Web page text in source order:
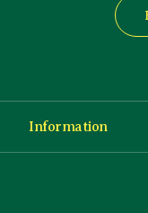
Information